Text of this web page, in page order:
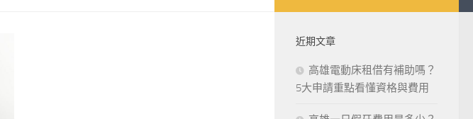
近期文章
高雄電動床租借有補助嗎？
5大申請重點看懂資格與費用